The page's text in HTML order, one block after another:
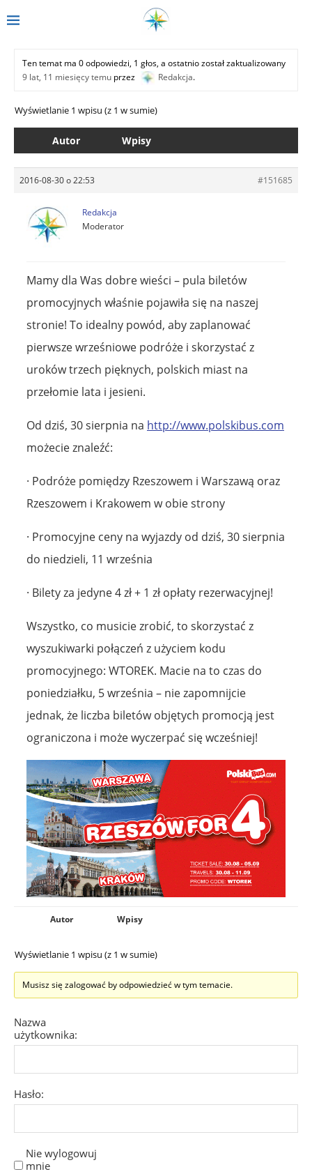
Ten temat ma 0 odpowiedzi, 1 głos, a ostatnio został zaktualizowany
9 lat, 11 miesięcy temu przez Redakcja.
Wyświetlanie 1 wpisu (z 1 w sumie)
Autor Wpisy
2016-08-30 o 22:53 #151685
Redakcja
Moderator
Mamy dla Was dobre wieści – pula biletów
promocyjnych właśnie pojawiła się na naszej
stronie! To idealny powód, aby zaplanować
pierwsze wrześniowe podróże i skorzystać z
uroków trzech pięknych, polskich miast na
przełomie lata i jesieni.
Od dziś, 30 sierpnia na http://www.polskibus.com
możecie znaleźć:
· Podróże pomiędzy Rzeszowem i Warszawą oraz
Rzeszowem i Krakowem w obie strony
· Promocyjne ceny na wyjazdy od dziś, 30 sierpnia
do niedzieli, 11 września
· Bilety za jedyne 4 zł + 1 zł opłaty rezerwacyjnej!
Wszystko, co musicie zrobić, to skorzystać z
wyszukiwarki połączeń z użyciem kodu
promocyjnego: WTOREK. Macie na to czas do
poniedziałku, 5 września – nie zapomnijcie
jednak, że liczba biletów objętych promocją jest
ograniczona i może wyczerpać się wcześniej!
Autor Wpisy
Wyświetlanie 1 wpisu (z 1 w sumie)
Musisz się zalogować by odpowiedzieć w tym temacie.
Nazwa
użytkownika:
Hasło:
Nie wylogowuj
mnie